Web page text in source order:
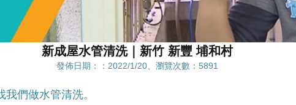
新成屋水管清洗｜新竹 新豐 埔和村
發佈日期：：2022/1/20、瀏覽次數：5891
們做水管清洗。